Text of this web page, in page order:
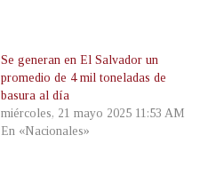
Se generan en El Salvador un
promedio de 4 mil toneladas de
basura al día
miércoles, 21 mayo 2025 11:53 AM
En «Nacionales»